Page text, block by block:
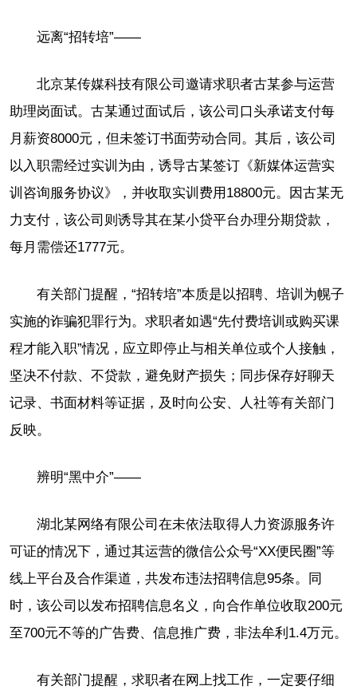
远离“招转培”——
北京某传媒科技有限公司邀请求职者古某参与运营
助理岗面试。古某通过面试后，该公司口头承诺支付每
月薪资8000元，但未签订书面劳动合同。其后，该公司
以入职需经过实训为由，诱导古某签订《新媒体运营实
训咨询服务协议》，并收取实训费用18800元。因古某无
力支付，该公司则诱导其在某小贷平台办理分期贷款，
每月需偿还1777元。
有关部门提醒，“招转培”本质是以招聘、培训为幌子
实施的诈骗犯罪行为。求职者如遇“先付费培训或购买课
程才能入职”情况，应立即停止与相关单位或个人接触，
坚决不付款、不贷款，避免财产损失；同步保存好聊天
记录、书面材料等证据，及时向公安、人社等有关部门
反映。
辨明“黑中介”——
湖北某网络有限公司在未依法取得人力资源服务许
可证的情况下，通过其运营的微信公众号“XX便民圈”等
线上平台及合作渠道，共发布违法招聘信息95条。同
时，该公司以发布招聘信息名义，向合作单位收取200元
至700元不等的广告费、信息推广费，非法牟利1.4万元。
有关部门提醒，求职者在网上找工作，一定要仔细